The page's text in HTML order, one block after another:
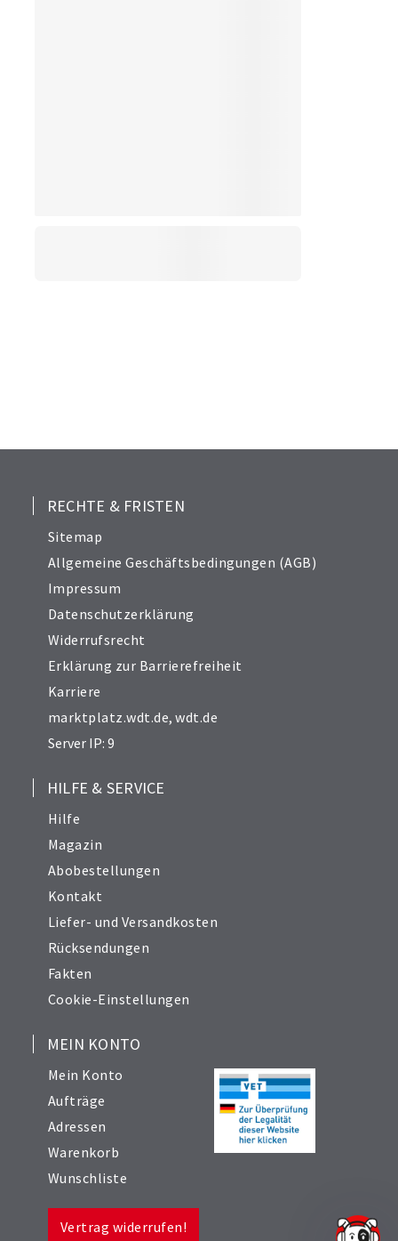
RECHTE & FRISTEN
Sitemap
Allgemeine Geschäftsbedingungen (AGB)
Impressum
Datenschutzerklärung
Widerrufsrecht
Erklärung zur Barrierefreiheit
Karriere
marktplatz.wdt.de,wdt.de
Server IP: 9
HILFE & SERVICE
Hilfe
Magazin
Abobestellungen
Kontakt
Liefer- und Versandkosten
Rücksendungen
Fakten
Cookie-Einstellungen
MEIN KONTO
Mein Konto
Aufträge
Adressen
Warenkorb
Wunschliste
Vertrag widerrufen!